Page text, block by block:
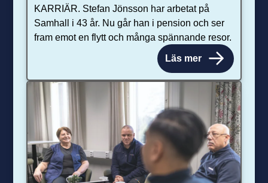
KARRIÄR. Stefan Jönsson har arbetat på
Samhall i 43 år. Nu går han i pension och ser
fram emot en flytt och många spännande resor.
Läs mer